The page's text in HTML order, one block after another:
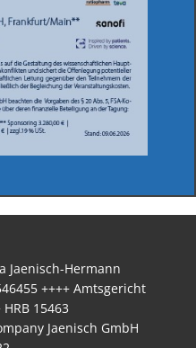
Jaenisch-Hermann
++++ Amtsgericht
HRB 15463
Jaenisch GmbH